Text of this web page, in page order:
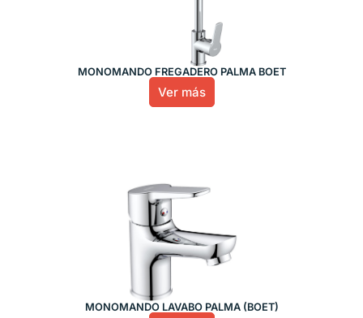
MONOMANDO FREGADERO PALMA BOET
Ver más
MONOMANDO LAVABO PALMA (BOET)